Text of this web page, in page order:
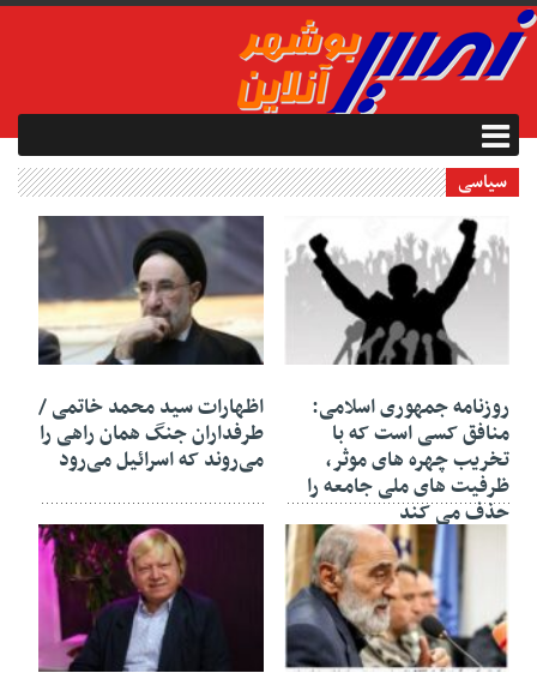
سیاسی
روزنامه جمهوری اسلامی:
منافق کسی است که با
تخریب چهره های موثر،
ظرفیت های ملی جامعه را
حذف می کند
اظهارات سید محمد خاتمی /
طرفداران جنگ همان راهی را
می‌روند که اسرائیل می‌رود
۲۲ تیر ۱۴۰۵